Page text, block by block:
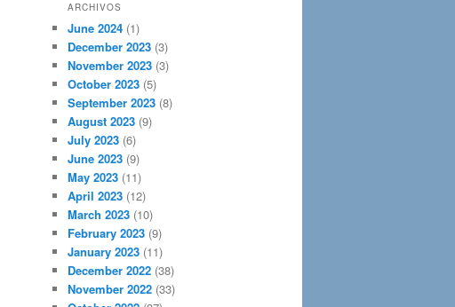
ARCHIVOS
June 2024 (1)
December 2023 (3)
November 2023 (3)
October 2023 (5)
September 2023 (8)
August 2023 (9)
July 2023 (6)
June 2023 (9)
May 2023 (11)
April 2023 (12)
March 2023 (10)
February 2023 (9)
January 2023 (11)
December 2022 (38)
November 2022 (33)